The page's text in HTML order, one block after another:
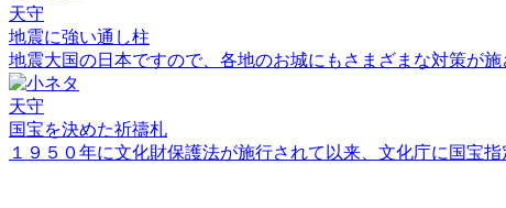
天守
地震に強い通し柱
地震大国の日本ですので、各地のお城にもさまざまな対策が
天守
国宝を決めた祈禱札
１９５０年に文化財保護法が施行されて以来、文化庁に国宝